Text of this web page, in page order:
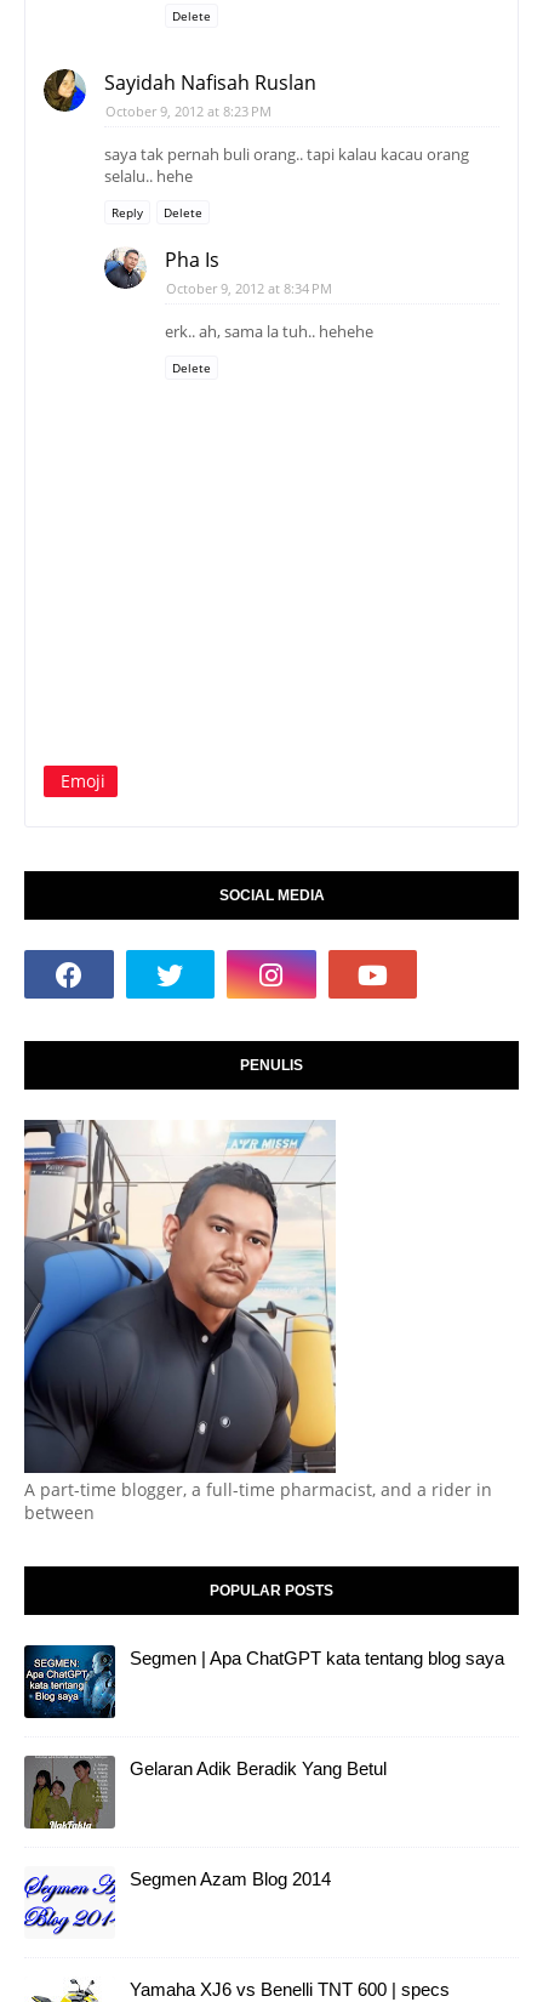
Delete
Sayidah Nafisah Ruslan
October 9, 2012 at 8:23 PM
saya tak pernah buli orang.. tapi kalau kacau orang
selalu.. hehe
Reply Delete
Pha Is
October 9, 2012 at 8:34 PM
erk.. ah, sama la tuh.. hehehe
Delete
Emoji
SOCIAL MEDIA
PENULIS
A part-time blogger, a full-time pharmacist, and a rider in
between
POPULAR POSTS
Segmen | Apa ChatGPT kata tentang blog saya
Gelaran Adik Beradik Yang Betul
Segmen Azam Blog 2014
Yamaha XJ6 vs Benelli TNT 600 | specs